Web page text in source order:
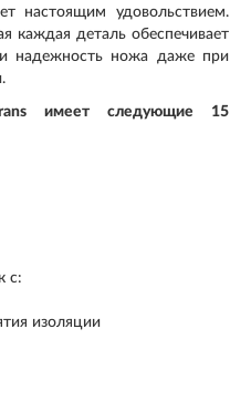
настоящим удовольствием.
каждая деталь обеспечивает
и надежность ножа даже при
имеет следующие 15
с:
изоляции